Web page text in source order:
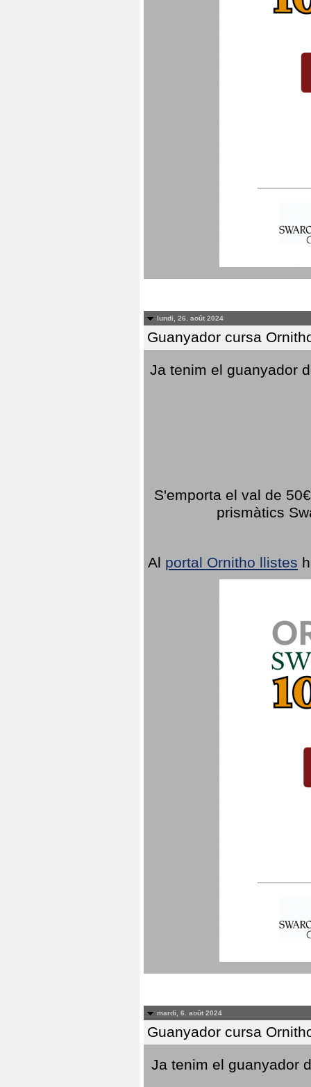
lundi, 26. août 2024
Guanyador cursa
Ja tenim el guanyador
S'emporta el val de
prismàtics
Al portal Ornitho llistes
mardi, 6. août 2024
Guanyador cursa
Ja tenim el guanyador